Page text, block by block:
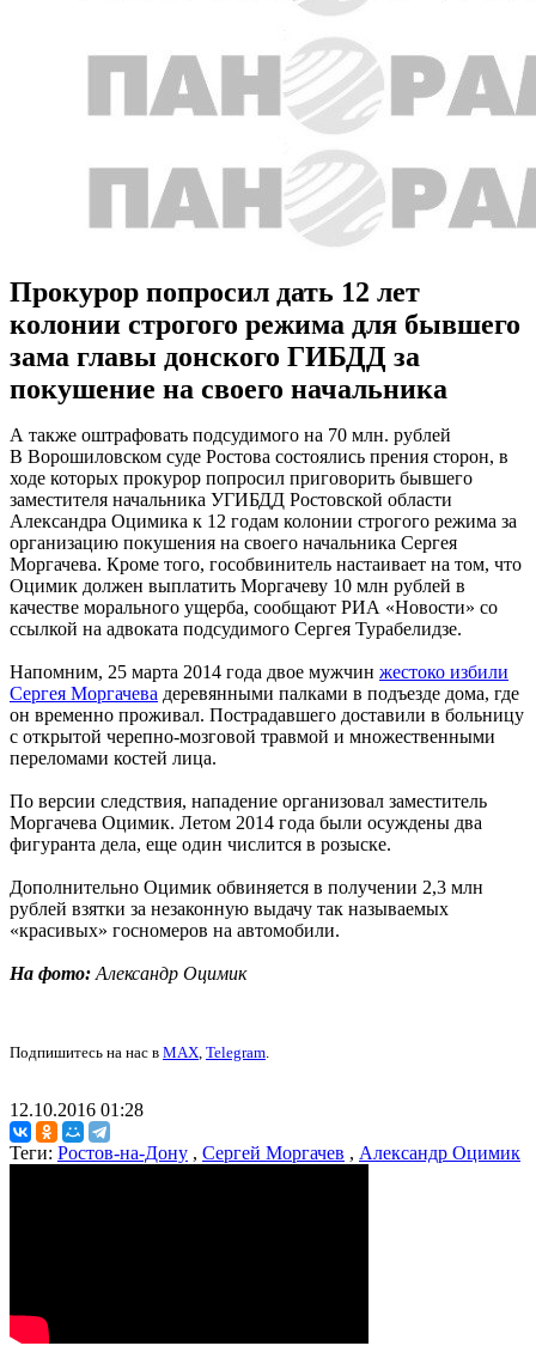
Прокурор попросил дать 12 лет
колонии строгого режима для бывшего
зама главы донского ГИБДД за
покушение на своего начальника
А также оштрафовать подсудимого на 70 млн. рублей
В Ворошиловском суде Ростова состоялись прения сторон, в
ходе которых прокурор попросил приговорить бывшего
заместителя начальника УГИБДД Ростовской области
Александра Оцимика к 12 годам колонии строгого режима за
организацию покушения на своего начальника Сергея
Моргачева. Кроме того, гособвинитель настаивает на том, что
Оцимик должен выплатить Моргачеву 10 млн рублей в
качестве морального ущерба, сообщают РИА «Новости» со
ссылкой на адвоката подсудимого Сергея Турабелидзе.
Напомним, 25 марта 2014 года двое мужчин жестоко избили
Сергея Моргачева деревянными палками в подъезде дома, где
он временно проживал. Пострадавшего доставили в больницу
с открытой черепно-мозговой травмой и множественными
переломами костей лица.
По версии следствия, нападение организовал заместитель
Моргачева Оцимик. Летом 2014 года были осуждены два
фигуранта дела, еще один числится в розыске.
Дополнительно Оцимик обвиняется в получении 2,3 млн
рублей взятки за незаконную выдачу так называемых
«красивых» госномеров на автомобили.
На фото: Александр Оцимик
Подпишитесь на нас в MAX, Telegram.
12.10.2016 01:28
Теги: Ростов-на-Дону , Сергей Моргачев , Александр Оцимик